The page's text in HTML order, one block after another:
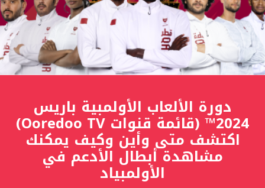
دورة الألعاب الأولمبية باريس
2024™ (قائمة قنوات Ooredoo TV)
اكتشف متى وأين وكيف يمكنك
مشاهدة أبطال الأدعم في
الأولمبياد